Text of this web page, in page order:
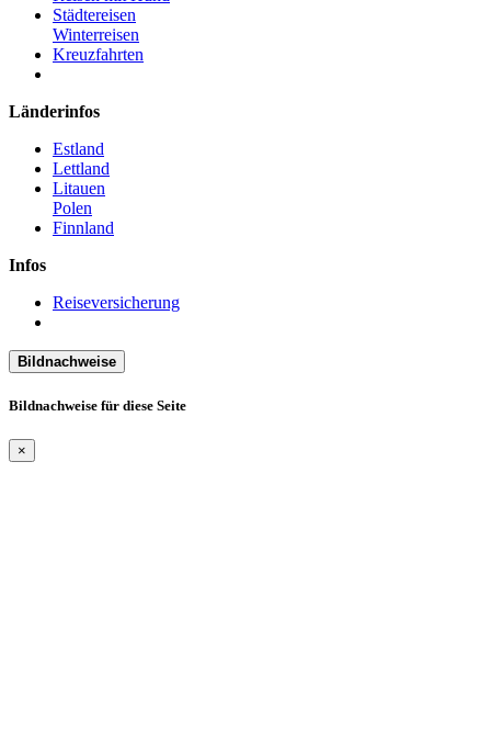
Städtereisen
Winterreisen
Kreuzfahrten
Länderinfos
Estland
Lettland
Litauen
Polen
Finnland
Infos
Reiseversicherung
Bildnachweise
Bildnachweise für diese Seite
×